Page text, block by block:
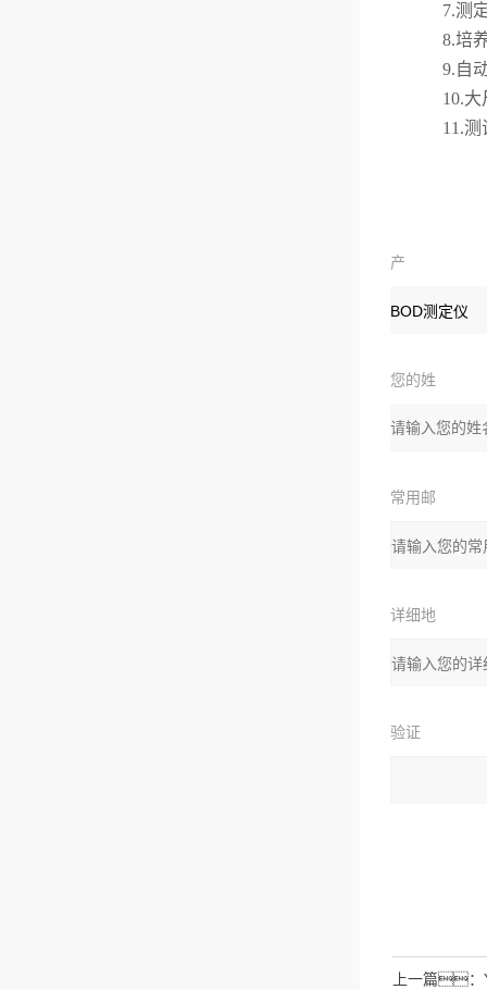
7.测
8.培
9.自
10.
11.测
产
品：
您的姓
名：
常用邮
箱：
详细地
址：
验证
如：三加
上一篇：